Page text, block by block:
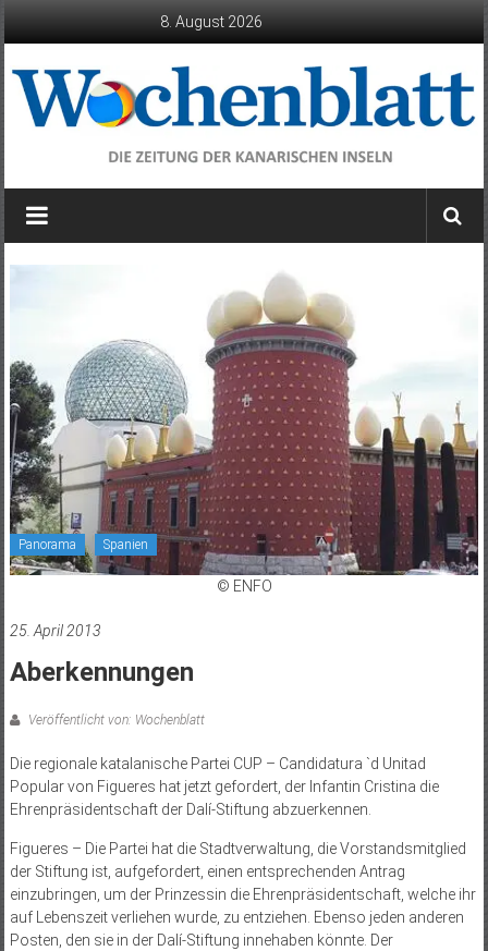
8. August 2026
Wochenblatt
die
Panorama Spanien
© ENFO
25. April 2013
Aberkennungen
Veröffentlicht von: Wochenblatt
Die regionale katalanische Partei CUP – Candidatura `d Unitad
Popular von Figueres hat jetzt gefordert, der Infantin Cristina die
Ehrenpräsidentschaft der Dalí-Stiftung abzuerkennen.
Figueres – Die Partei hat die Stadtverwaltung, die Vorstandsmitglied
der Stiftung ist, aufgefordert, einen entsprechenden Antrag
einzubringen, um der Prinzessin die Ehrenpräsidentschaft, welche ihr
auf Lebenszeit verliehen wurde, zu entziehen. Ebenso jeden anderen
Posten, den sie in der Dalí-Stiftung innehaben könnte. Der